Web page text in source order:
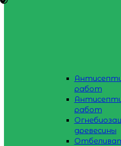
работ
работ
древесины